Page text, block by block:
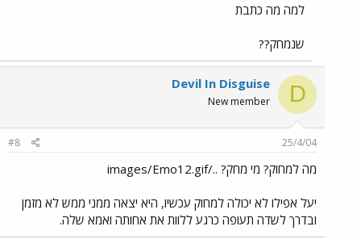
למה מה כתבת
שנמחק??
D
Devil In Disguise
New member
25/4/04
#8
מה למחוק? מי מחק? ../images/Emo12.gif
יעל אפילו לא יכולה למחוק עכשיו, היא יצאה ממני ממש לא מזמן
ובדרך לשדה תעופה כרגע ללוות את אחותה ואמא שלה.